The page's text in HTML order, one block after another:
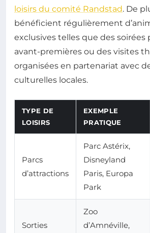
loisirs du comité Randstad. De
bénéficient régulièrement
exclusives telles que des soirées
avant-premières ou des visites
organisées en partenariat avec
culturelles locales.
TYPE DE
LOISIRS
EXEMPLE
PRATIQUE
Parcs
d’attractions
Parc Astérix,
Disneyland
Paris, Europa
Park
Sorties
Zoo
d’Amnéville,